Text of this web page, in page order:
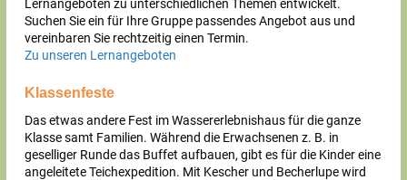
Lernangeboten zu unterschiedlichen Themen entwickelt.
Suchen Sie ein für Ihre Gruppe passendes Angebot aus und
vereinbaren Sie rechtzeitig einen Termin.
Zu unseren Lernangeboten
Klassenfeste
Das etwas andere Fest im Wassererlebnishaus für die ganze
Klasse samt Familien. Während die Erwachsenen z. B. in
geselliger Runde das Buffet aufbauen, gibt es für die Kinder eine
angeleitete Teichexpedition. Mit Kescher und Becherlupe wird